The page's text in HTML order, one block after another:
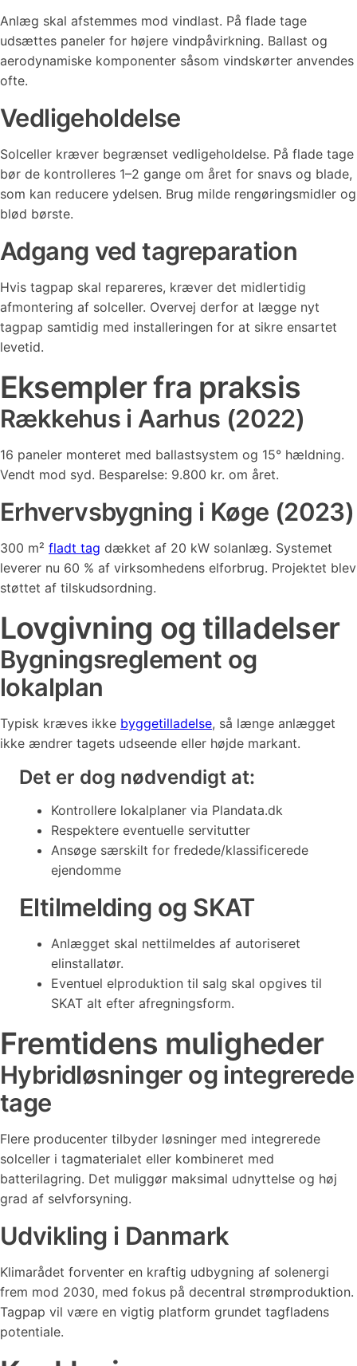
Anlæg skal afstemmes mod vindlast. På flade tage
udsættes paneler for højere vindpåvirkning. Ballast og
aerodynamiske komponenter såsom vindskørter anvendes
ofte.
Vedligeholdelse
Solceller kræver begrænset vedligeholdelse. På flade tage
bør de kontrolleres 1–2 gange om året for snavs og blade,
som kan reducere ydelsen. Brug milde rengøringsmidler og
blød børste.
Adgang ved tagreparation
Hvis tagpap skal repareres, kræver det midlertidig
afmontering af solceller. Overvej derfor at lægge nyt
tagpap samtidig med installeringen for at sikre ensartet
levetid.
Eksempler fra praksis
Rækkehus i Aarhus (2022)
16 paneler monteret med ballastsystem og 15° hældning.
Vendt mod syd. Besparelse: 9.800 kr. om året.
Erhvervsbygning i Køge (2023)
300 m² fladt tag dækket af 20 kW solanlæg. Systemet
leverer nu 60 % af virksomhedens elforbrug. Projektet blev
støttet af tilskudsordning.
Lovgivning og tilladelser
Bygningsreglement og
lokalplan
Typisk kræves ikke byggetilladelse, så længe anlægget
ikke ændrer tagets udseende eller højde markant.
Det er dog nødvendigt at:
Kontrollere lokalplaner via Plandata.dk
Respektere eventuelle servitutter
Ansøge særskilt for fredede/klassificerede
ejendomme
Eltilmelding og SKAT
Anlægget skal nettilmeldes af autoriseret
elinstallatør.
Eventuel elproduktion til salg skal opgives til
SKAT alt efter afregningsform.
Fremtidens muligheder
Hybridløsninger og integrerede
tage
Flere producenter tilbyder løsninger med integrerede
solceller i tagmaterialet eller kombineret med
batterilagring. Det muliggør maksimal udnyttelse og høj
grad af selvforsyning.
Udvikling i Danmark
Klimarådet forventer en kraftig udbygning af solenergi
frem mod 2030, med fokus på decentral strømproduktion.
Tagpap vil være en vigtig platform grundet tagfladens
potentiale.